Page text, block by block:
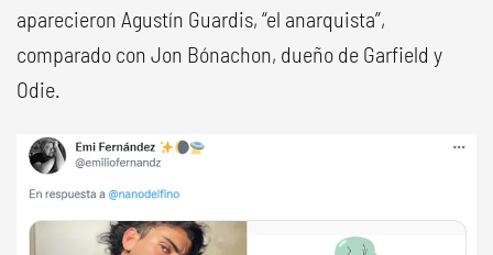
aparecieron Agustín Guardis, “el anarquista”,
comparado con Jon Bónachon, dueño de Garfield y
Odie.